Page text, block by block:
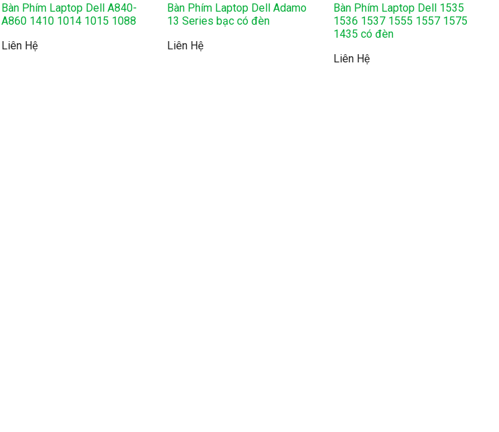
Bàn Phím Laptop Dell A840-
A860 1410 1014 1015 1088
Liên Hệ
Bàn Phím Laptop Dell Adamo
13 Series bạc có đèn
Liên Hệ
Bàn Phím Laptop Dell 1535
1536 1537 1555 1557 1575
1435 có đèn
Liên Hệ